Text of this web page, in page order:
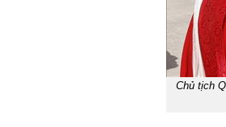
Chủ tịch